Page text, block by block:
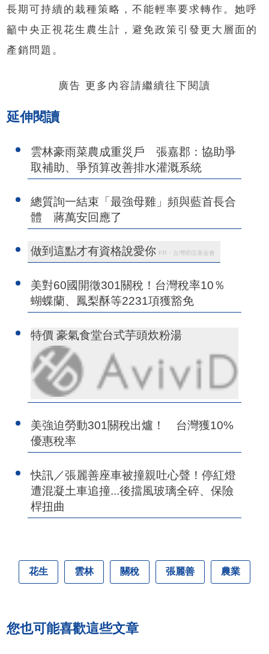
長期可持續的栽種策略，不能輕率要求轉作。她呼
籲中央正視花生農生計，避免政策引發更大層面的
產銷問題。
廣告 更多內容請繼續往下閱讀
延伸閱讀
雲林豪雨菜農成重災戶 張嘉郡：協助爭
取補助、爭預算改善排水灌溉系統
總質詢一結束「最強母雞」頻與藍首長合
體 蔣萬安回應了
做到這點才有資格說愛你 PR・台灣癌症基金會
美對60國開徵301關稅！台灣稅率10％
蝴蝶蘭、鳳梨酥等2231項獲豁免
特價 豪氣食堂台式芋頭炊粉湯
美強迫勞動301關稅出爐！ 台灣獲10%
優惠稅率
快訊／張麗善座車被撞親吐心聲！停紅燈
遭混凝土車追撞...後擋風玻璃全碎、保險
桿扭曲
花生 雲林 關稅 張麗善 農業
您也可能喜歡這些文章